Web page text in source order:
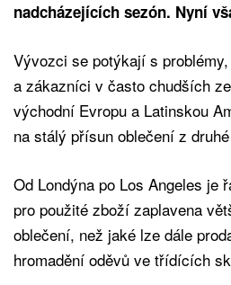
nadcházejících sezón. Nyní
Vývozci se potýkají s
a zákazníci v často chudších
východní Evropu a Latinskou
na stálý přísun oblečení z
Od Londýna po Los Angeles je
pro použité zboží zaplavena
oblečení, než jaké lze dále
hromadění oděvů ve třídících